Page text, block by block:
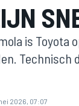
is
Technisch
2026, 07:07